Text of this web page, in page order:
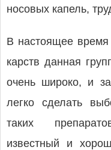
носовых капель,
В настоящее
карств данная
очень широко, и
легко сделать
таких
известный и